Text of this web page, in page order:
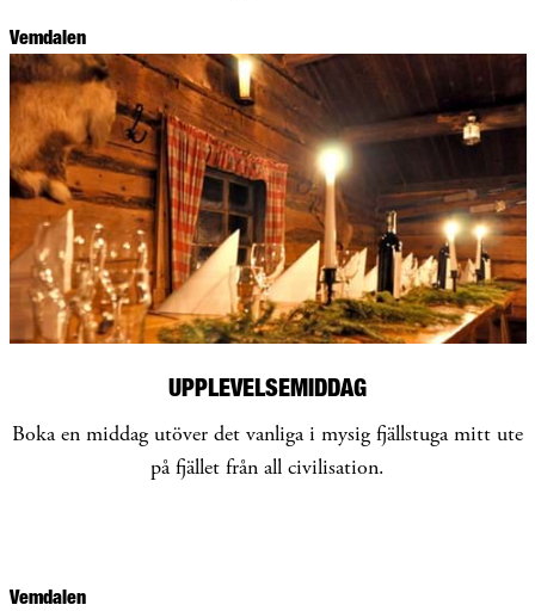
Vemdalen
UPPLEVELSEMIDDAG
Boka en middag utöver det vanliga i mysig fjällstuga mitt ute
på fjället från all civilisation.
Vemdalen